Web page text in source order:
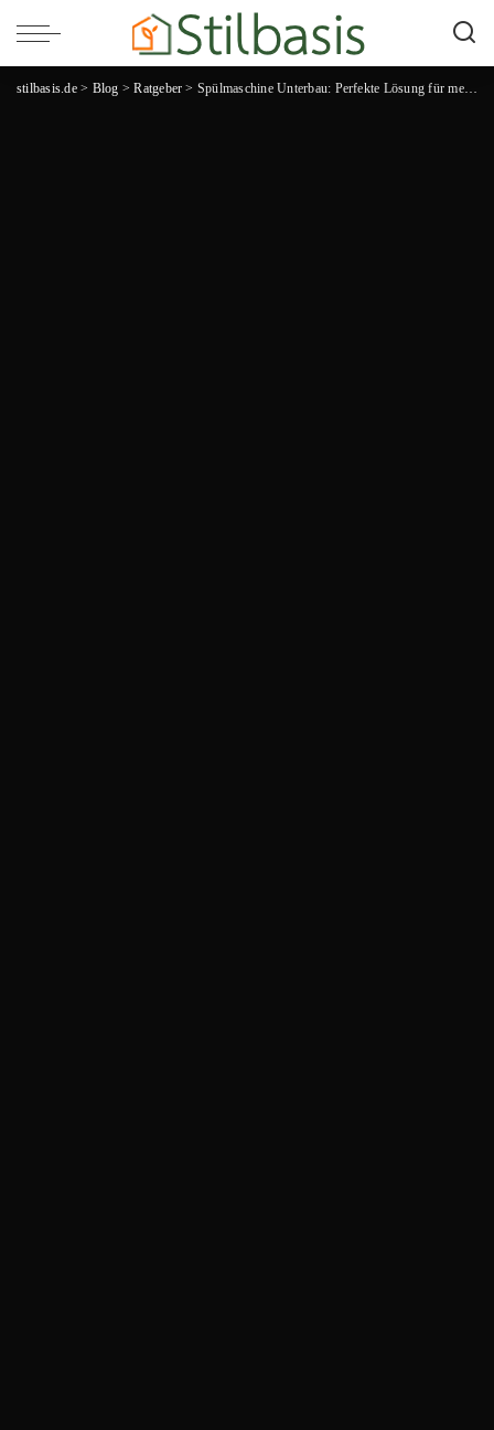
stilbasis.de> Blog >Ratgeber > Spülmaschine Unterbau: Perfekte Lösung für mehr Platz und Effizienz in der Küche